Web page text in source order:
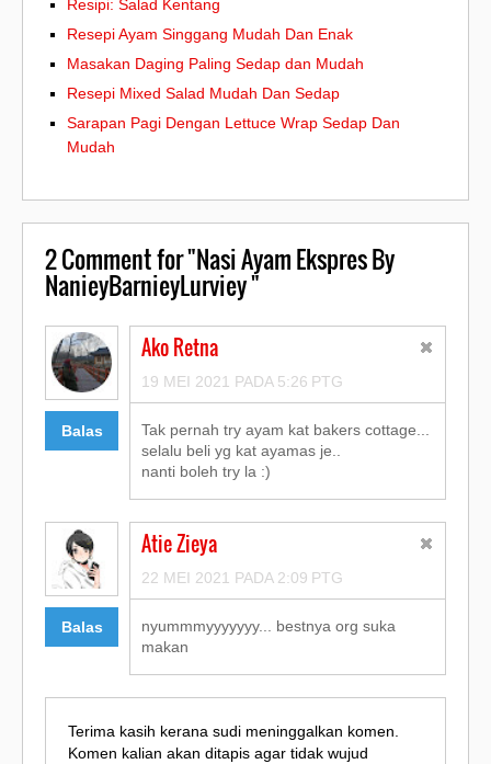
Resipi: Salad Kentang
Resepi Ayam Singgang Mudah Dan Enak
Masakan Daging Paling Sedap dan Mudah
Resepi Mixed Salad Mudah Dan Sedap
Sarapan Pagi Dengan Lettuce Wrap Sedap Dan
Mudah
2Comment for "Nasi Ayam Ekspres By
NanieyBarnieyLurviey "
Balas
Ako Retna
19 MEI 2021 PADA 5:26 PTG
Tak pernah try ayam kat bakers cottage...
selalu beli yg kat ayamas je..
nanti boleh try la :)
Balas
Atie Zieya
22 MEI 2021 PADA 2:09 PTG
nyummmyyyyyyy... bestnya org suka
makan
Terima kasih kerana sudi meninggalkan komen.
Komen kalian akan ditapis agar tidak wujud